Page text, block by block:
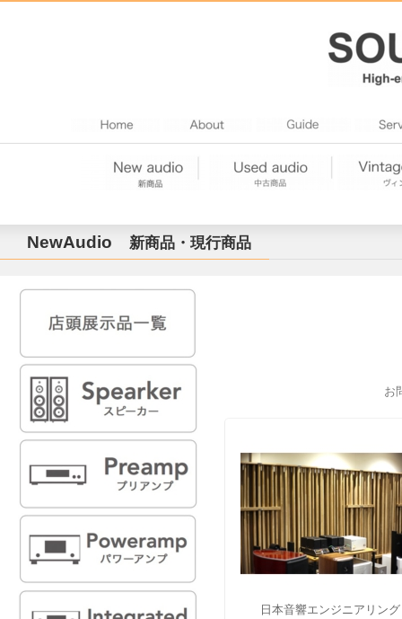
NewAudio 新商品・現行商品
お
日本音響エンジニアリング